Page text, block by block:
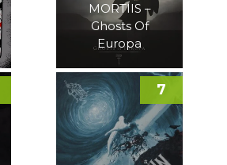
MORTIIS –
Ghosts Of
Europa
7